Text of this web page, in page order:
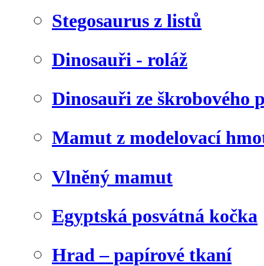
Stegosaurus z listů
Dinosauři - roláž
Dinosauři ze škrobového
Mamut z modelovací
Vlněný mamut
Egyptská posvátná kočka
Hrad – papírové tkaní